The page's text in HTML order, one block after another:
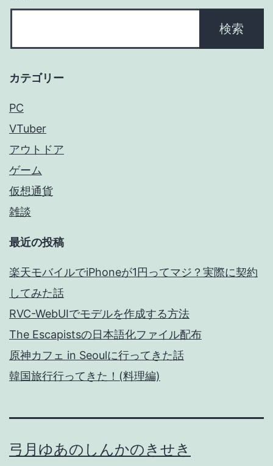
カテゴリー
PC
VTuber
アウトドア
ゲーム
仮想通貨
雑談
最近の投稿
楽天モバイルでiPhoneが1円ってマジ？実際に契約
してみた話
RVC-WebUIでモデルを作成する方法
The Escapistsの日本語化ファイル配布
原神カフェ in Seoulに行ってきた話
韓国旅行行ってきた！(料理編)
弓月ゆあのしんかのきせき